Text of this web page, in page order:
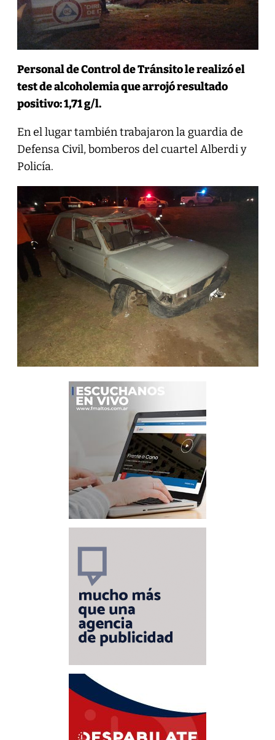
Personal de Control de Tránsito le realizó el
test de alcoholemia que arrojó resultado
positivo: 1,71 g/l.
En el lugar también trabajaron la guardia de
Defensa Civil, bomberos del cuartel Alberdi y
Policía.